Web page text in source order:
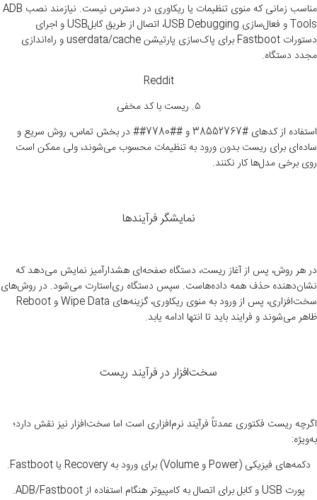
مناسب زمانی که منوی تنظیمات یا ریکاوری در دسترس نیست. نیازمند نصب ADB
Toolsو فعال‌سازی USB Debugging، اتصال از طریق کابلUSBو اجرای
دستورات
برای پاک‌سازی پارتیشن
و راه‌اندازی
مجدد دستگاه.
Reddit
۵. ریست با کد مخفی
استفاده از کدهای #38552767 و ##7780## در بخش تماس، روش سریع و
ساده‌ای برای ریست بدون ورود به تنظیمات محسوب می‌شوند، ولی ممکن است
روی برخی مدل‌ها کار نکنند.
نمایشگر فرآیندها
در هر روش، پس از آغاز ریست، دستگاه صفحه‌ای هشدارآمیز نمایش می‌دهد که
نشان‌دهنده حذف همه داده‌هاست. سپس دستگاه ری‌استارت می‌شود. در روش‌های
سخت‌افزاری، پس از ورود به منوی ریکاوری، گزینه‌های Wipe Data و Reboot
ظاهر می‌شوند و فرایند باید تا انتها ادامه یابد.
سخت‌افزار در فرآیند ریست
اگرچه ریست فکتوری عمدتاً فرآیند نرم‌افزاری است اما سخت‌افزار نیز نقش دارد؛
به‌ویژه:
دکمه‌های فیزیکی (Power وVolume) برای ورود به Recovery یا Fastboot.
پورت
و کابل برای اتصال به کامپیوتر هنگام استفاده ازADB/Fastboot.